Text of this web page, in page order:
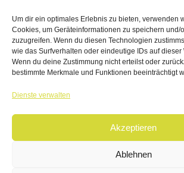
Um dir ein optimales Erlebnis zu bieten, verwenden
Cookies, um Geräteinformationen zu speichern und/
zuzugreifen. Wenn du diesen Technologien
wie das Surfverhalten oder eindeutige IDs auf
Wenn du deine Zustimmung nicht erteilst oder
bestimmte Merkmale und Funktionen beeinträchtigt
Dienste verwalten
Akzeptieren
Ablehnen
© 2026 | TANZWERK
DATENSCHUTZ